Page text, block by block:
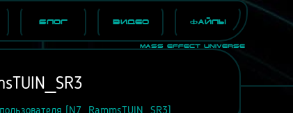
Mass Effect Universe
Блог Видео Файлы